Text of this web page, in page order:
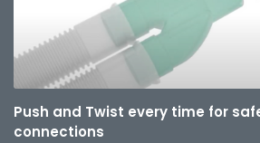
Push and Twist every time for
connections